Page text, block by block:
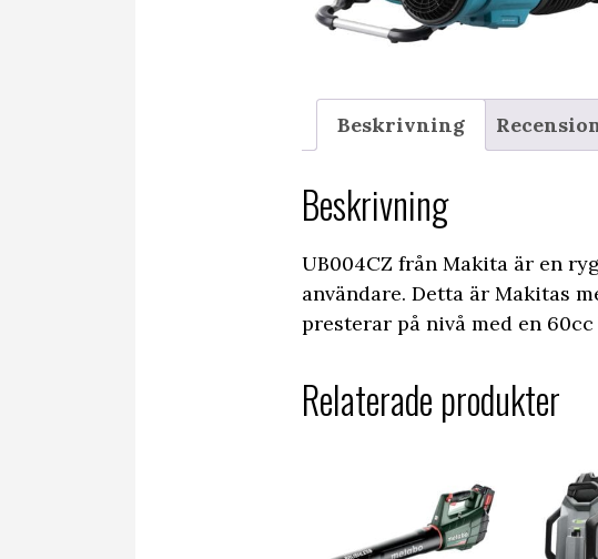
Beskrivning
Beskrivning
UB004CZ från Makita är en
användare. Detta är Makitas
presterar på nivå med en
Relaterade produkter